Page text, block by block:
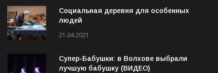
Социальная деревня для особенных
людей
21.04.2021
Супер-Бабушки: в Волхове выбрали
лучшую бабушку (ВИДЕО)